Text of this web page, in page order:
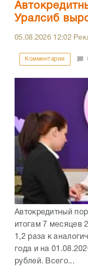
Уралсиб
05.08.2026 12:02
Комментарии
Автокредитный
итогам 7 месяцев
1,2 раза к
года и на
рублей. Всего...